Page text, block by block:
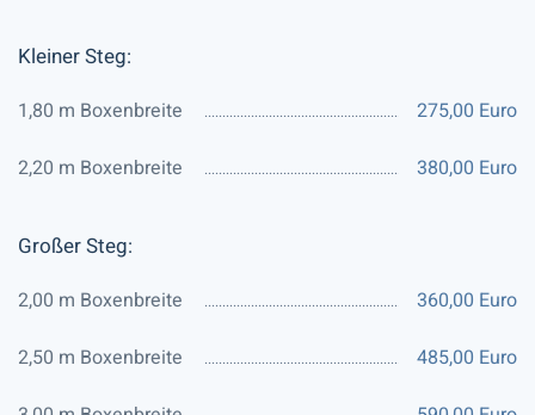
Kleiner Steg:
1,80 m Boxenbreite
275,00 Euro
2,20 m Boxenbreite
380,00 Euro
Großer Steg:
2,00 m Boxenbreite
360,00 Euro
2,50 m Boxenbreite
485,00 Euro